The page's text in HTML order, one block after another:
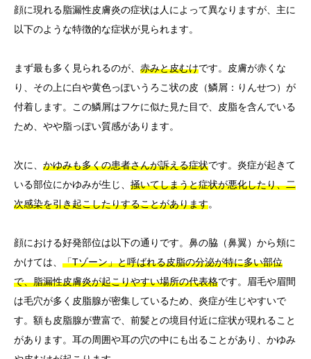
顔に現れる脂漏性皮膚炎の症状は人によって異なりますが、主に
以下のような特徴的な症状が見られます。
まず最も多く見られるのが、 赤みと皮むけです。皮膚が赤くな
り、その上に白や黄色っぽいうろこ状の皮（鱗屑：りんせつ）が
付着します。この鱗屑はフケに似た見た目で、皮脂を含んでいる
ため、やや脂っぽい質感があります。
次に、 かゆみも多くの患者さんが訴える症状です。炎症が起きて
いる部位にかゆみが生じ、 掻いてしまうと症状が悪化したり、二
次感染を引き起こしたりすることがあります。
顔における好発部位は以下の通りです。鼻の脇（鼻翼）から頬に
かけては、 「Tゾーン」と呼ばれる皮脂の分泌が特に多い部位
で、脂漏性皮膚炎が起こりやすい場所の代表格です。眉毛や眉間
は毛穴が多く皮脂腺が密集しているため、炎症が生じやすいで
す。額も皮脂腺が豊富で、前髪との境目付近に症状が現れること
があります。耳の周囲や耳の穴の中にも出ることがあり、かゆみ